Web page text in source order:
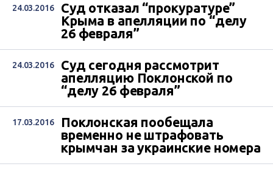
24.03.2016
Суд отказал “прокуратуре”
Крыма в апелляции по “делу
26 февраля”
24.03.2016
Суд сегодня рассмотрит
апелляцию Поклонской по
“делу 26 февраля”
17.03.2016
Поклонская пообещала
временно не штрафовать
крымчан за украинские номера